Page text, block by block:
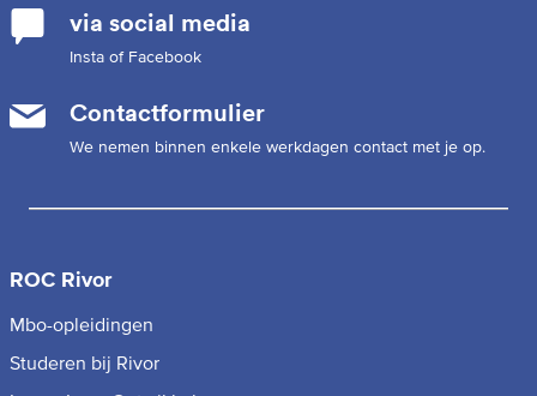
via social media
Insta of Facebook
Contactformulier
We nemen binnen enkele werkdagen contact met je op.
ROC Rivor
Mbo-opleidingen
Studeren bij Rivor